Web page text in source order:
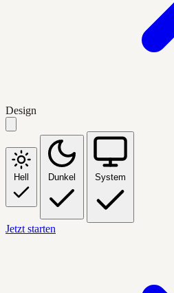
Design
Hell Dunkel System
Jetzt starten